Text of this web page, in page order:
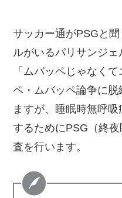
サッカー通がPSGと
ルがいるパリサンジ
「ムバッペじゃなく
ペ・ムバッペ論争に
ますが、睡眠時無呼
するためにPSG（終
査を行います。